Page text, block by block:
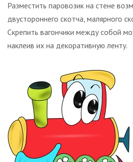
Разместить паровозик на стене
двустороннего скотча, малярного
Скрепить вагончики между собой
наклеив их на декоративную ленту.